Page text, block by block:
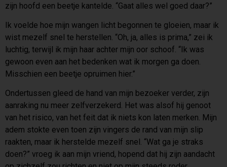
zijn hoofd een beetje kantelde. “Gaat alles wel goed daar?”
Ik voelde hoe mijn wangen licht begonnen te gloeien, maar ik
wist mezelf snel te herstellen. “Oh, ja, alles is prima,” zei ik
luchtig, terwijl ik mijn haar achter mijn oor schoof. “Ik was
gewoon even aan het bedenken wat ik morgen ga doen.
Misschien een beetje opruimen hier.”
Ondertussen gleed de hand van mijn bezoeker verder, zijn
aanraking nu meer zelfverzekerd. Het was alsof hij genoot
van het risico, van het feit dat ik niets kon laten merken. Mijn
adem stokte even toen zijn vingers de rand van mijn slip
raakten, maar ik herstelde mezelf snel. “Wat ga je straks
doen?” vroeg ik aan mijn vriend, hopend dat hij zijn aandacht